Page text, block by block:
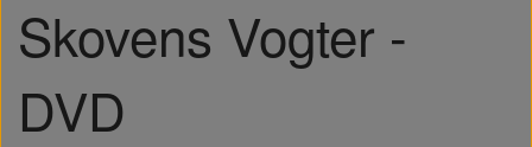
Skovens Vogter -
DVD